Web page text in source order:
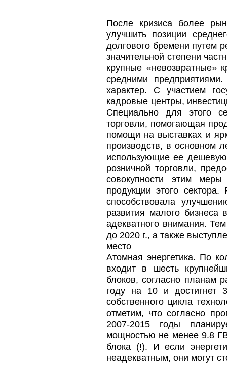
После кризиса более
улучшить позиции
долгового бремени путем
значительной степени
крупные «невозвратные»
средними
характер. С участием
кадровые центры,
Специально для этого
торговли, помогающая
помощи на выставках и
производств, в основном
использующие ее
розничной торговли,
совокупности этим
продукции этого
способствовала
развития малого
адекватного внимания.
до 2020 г., а также
место
Атомная энергетика. По
входит в шесть
блоков, согласно планам
году на 10 и достигнет
собственного цикла
отметим, что согласно
2007-2015 годы
мощностью не менее 9.8
блока (!). И если
неадекватным, они могут